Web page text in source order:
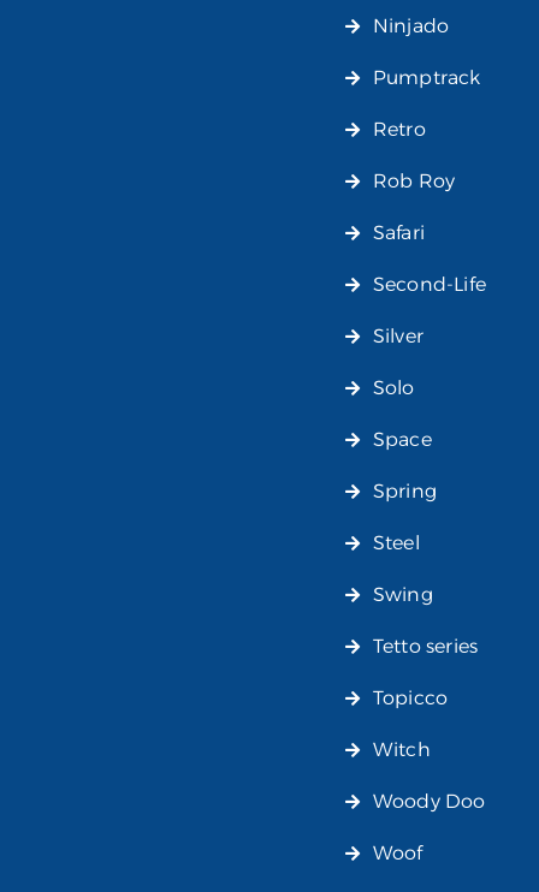
Ninjado
Pumptrack
Retro
Rob Roy
Safari
Second-Life
Silver
Solo
Space
Spring
Steel
Swing
Tetto series
Topicco
Witch
Woody Doo
Woof